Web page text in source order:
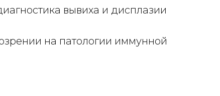
вывиха и дисплазии
на патологии иммунной